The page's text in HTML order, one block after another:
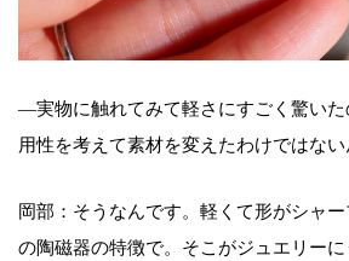
—実物に触れてみて軽さにすごく驚い
用性を考えて素材を変えたわけではない
岡部：そうなんです。軽くて形がシャ
の陶磁器の特徴で。そこがジュエリー